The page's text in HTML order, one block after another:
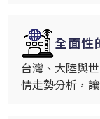
全面性
台灣、大陸與
情走勢分析，